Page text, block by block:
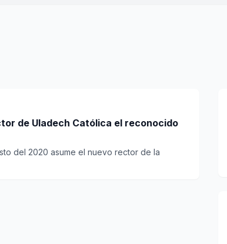
de Uladech Católica el reconocido
del 2020 asume el nuevo rector de la